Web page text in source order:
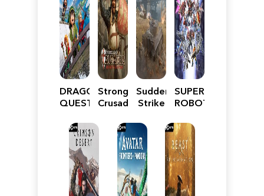
DRAGON
QUEST
Reimagined
Stronghold
Crusader:
Edition
Sudden
Strike
SUPER
ROBOT
Y